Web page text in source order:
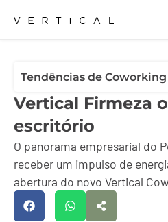
Tendências de Coworking
Vertical Firmeza
escritório
O panorama empresarial do
receber um impulso de
abertura do novo Vertical